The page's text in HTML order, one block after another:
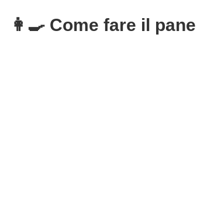
👩‍🍳 Come fare il